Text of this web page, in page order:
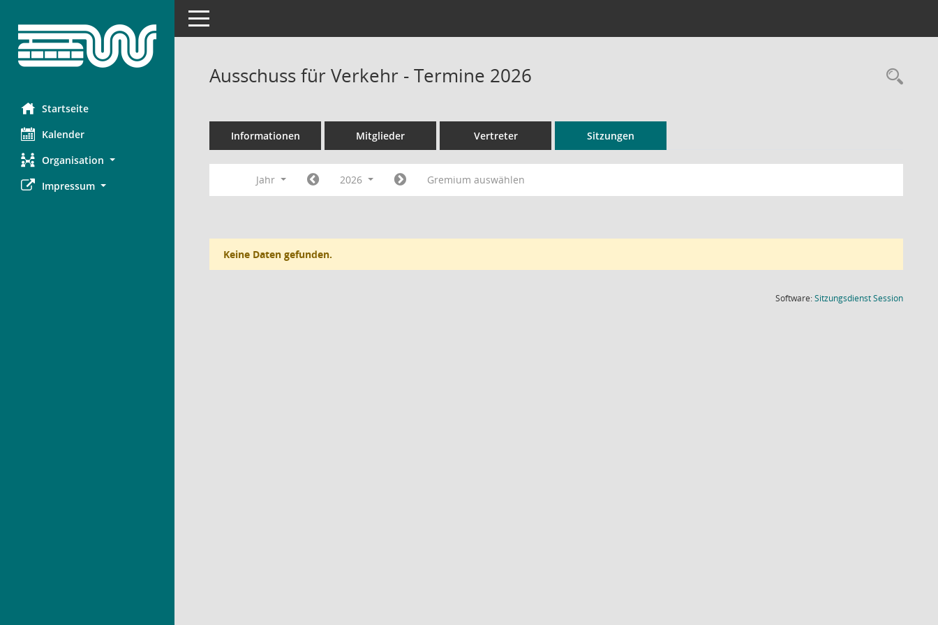
Startseite
Kalender
Organisation
Impressum
Toggle navigation
Ausschuss für Verkehr - Termine 2026
Informationen Mitglieder Vertreter Sitzungen
Jahr 2026 Gremium auswählen
Keine Daten gefunden.
Software:SitzungsdienstSession(Wird in